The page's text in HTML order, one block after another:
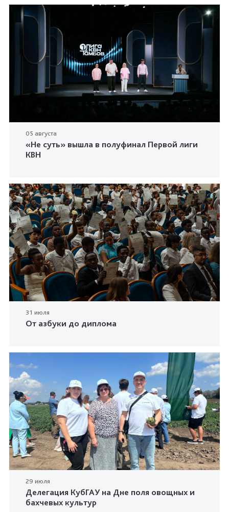
05 августа
«Не суть» вышла в полуфинал Первой лиги
КВН
31 июля
От азбуки до диплома
29 июля
Делегация КубГАУ на Дне поля овощных и
бахчевых культур